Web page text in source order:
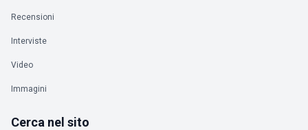
Recensioni
Interviste
Video
Immagini
Cerca nel sito